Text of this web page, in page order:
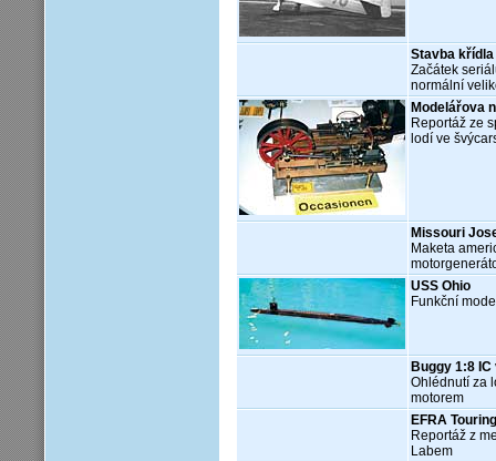
Stavba
Začátek
normální
Modelářova
Reportáž ze
lodí ve
Missouri
Maketa
USS Ohio
Funkční
Buggy 1:8
Ohlédnutí za
motorem
EFRA
Reportáž z
Labem